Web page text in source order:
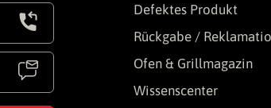
Defektes Produkt
Rückgabe /
Ofen & Grillmagazin
Wissenscenter